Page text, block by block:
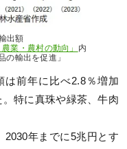
出額
業・農村の動向」 内
の輸出を促進」
は前年に比べ2.8％増加
特に真珠や緑茶、牛肉
2030年までに5兆円とす